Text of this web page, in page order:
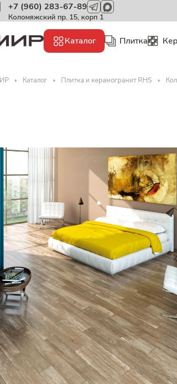
+7 (960) 283-67-89
Коломяжский пр. 15, корп 1
Каталог Плитка
Каталог Плитка и керамогранит RHS